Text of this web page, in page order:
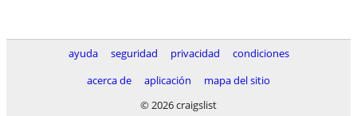
ayuda seguridad privacidad
condiciones
acerca de
aplicación
mapa del sitio
© 2026 craigslist